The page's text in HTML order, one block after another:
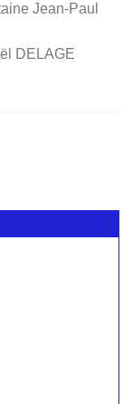
Jean-Paul
DELAGE